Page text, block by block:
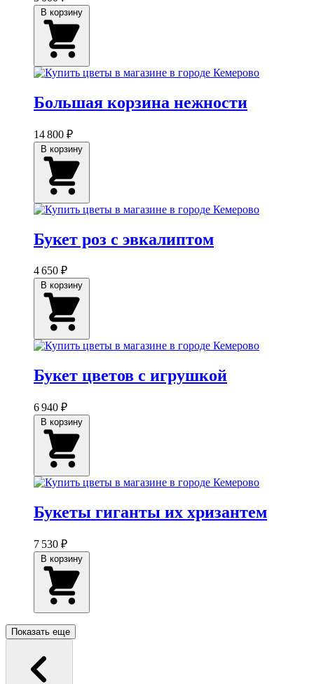
Большая корзина нежности
14 800 ₽
Букет роз с эвкалиптом
4 650 ₽
Букет цветов с игрушкой
6 940 ₽
Букеты гиганты их хризантем
7 530 ₽
Показать еще